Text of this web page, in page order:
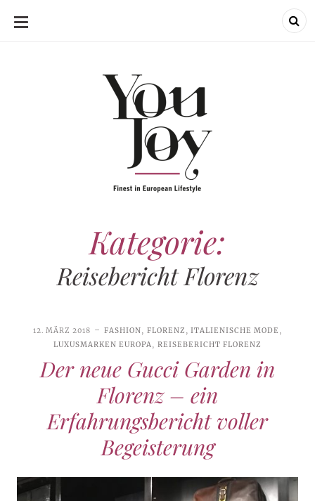
SKIP
Kategorie:
Reisebericht Florenz
12. MÄRZ 2018 FASHION, FLORENZ , ITALIENISCHE MODE,
LUXUSMARKEN EUROPA, REISEBERICHT FLORENZ
Der neue Gucci Garden in
Florenz – ein
Erfahrungsbericht voller
Begeisterung